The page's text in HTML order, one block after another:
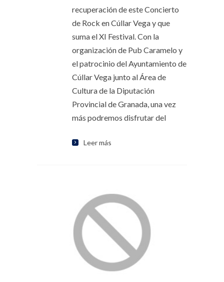
recuperación de este Concierto
de Rock en Cúllar Vega y que
suma el XI Festival. Con la
organización de Pub Caramelo y
el patrocinio del Ayuntamiento de
Cúllar Vega junto al Área de
Cultura de la Diputación
Provincial de Granada, una vez
más podremos disfrutar del
Leer más